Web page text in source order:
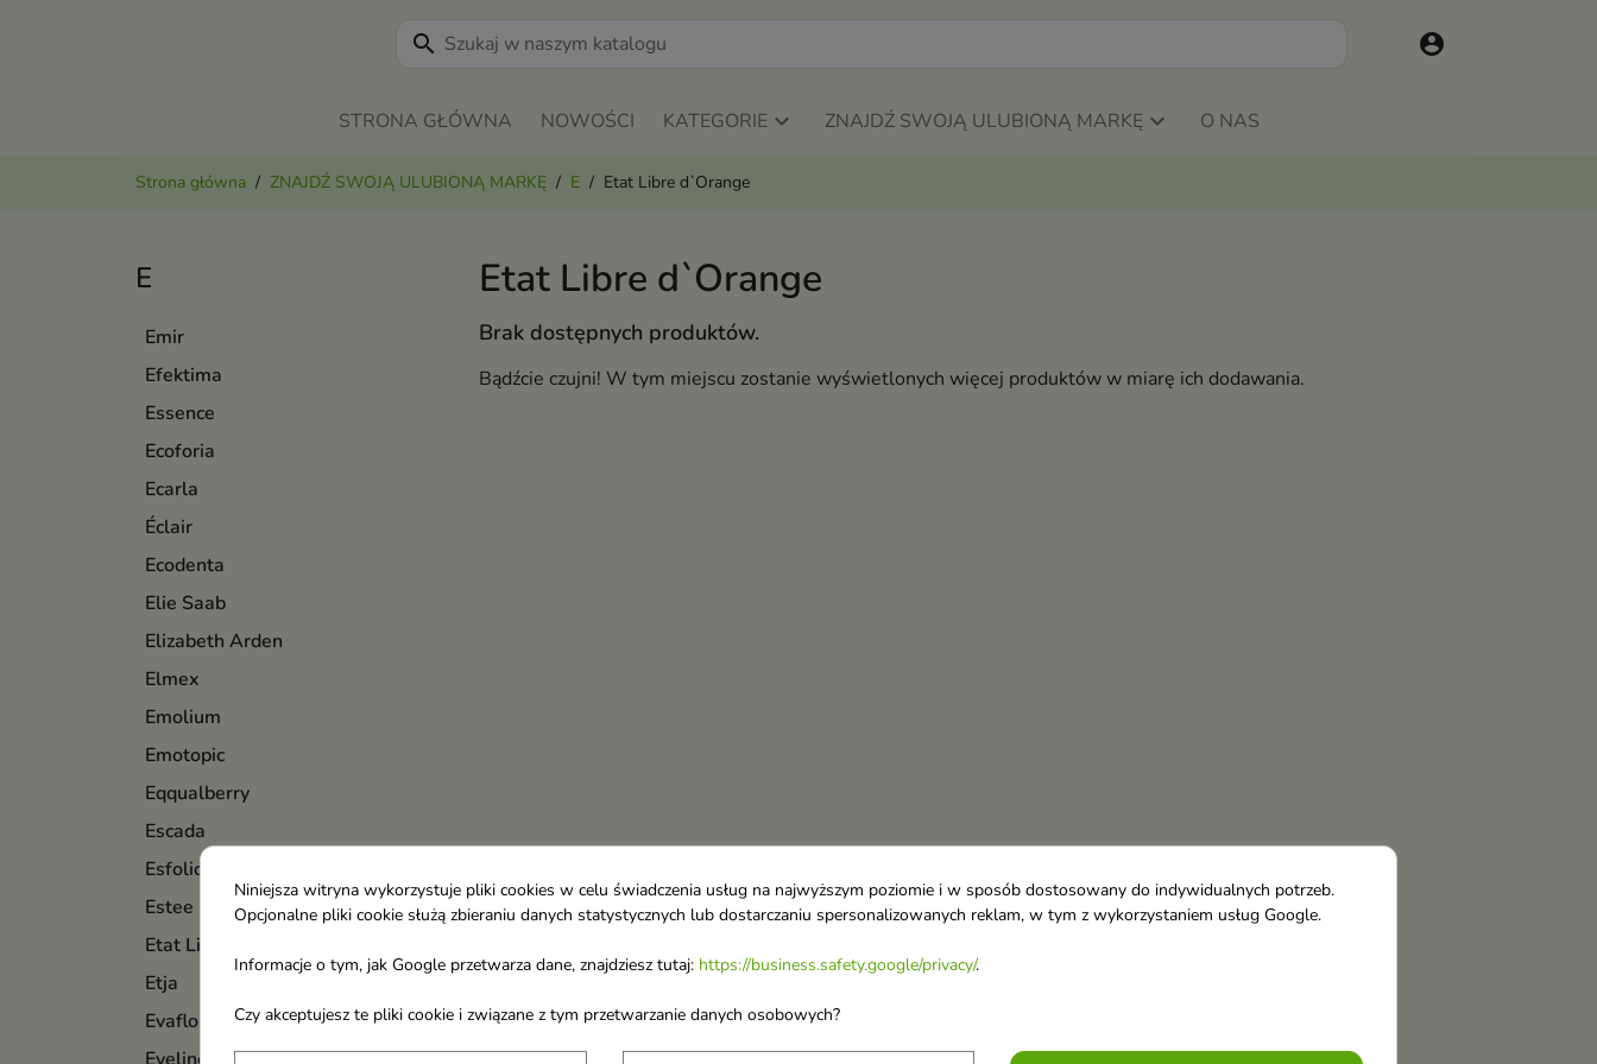
search account_circle
STRONA GŁÓWNA NOWOŚCI KATEGORIE ZNAJDŹ SWOJĄ ULUBIONĄ MARKĘ O NAS
Strona główna ZNAJDŹ SWOJĄ ULUBIONĄ MARKĘ E Etat Libre d`Orange
E
Emir
Efektima
Essence
Ecoforia
Ecarla
Éclair
Ecodenta
Elie Saab
Elizabeth Arden
Elmex
Emolium
Emotopic
Eqqualberry
Escada
Esfolio
Estee Lauder
Etat Libre d`Orange
Etja
Evaflor
Etat Libre d`Orange
Brak dostępnych produktów.
Bądźcie czujni! W tym miejscu zostanie wyświetlonych więcej produktów w miarę ich dodawania.
Niniejsza witryna wykorzystuje pliki cookies w celu świadczenia usług na najwyższym poziomie i w sposób dostosowany do indywidualnych potrzeb.
Opcjonalne pliki cookie służą zbieraniu danych statystycznych lub dostarczaniu spersonalizowanych reklam, w tym z wykorzystaniem usług Google.
Informacje o tym, jak Google przetwarza dane, znajdziesz tutaj: https://business.safety.google/privacy/.
Czy akceptujesz te pliki cookie i związane z tym przetwarzanie danych osobowych?